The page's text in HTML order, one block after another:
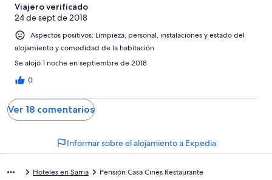
Viajero verificado
24 de sept de 2018
Aspectos positivos: Limpieza, personal, instalaciones y estado del
alojamiento y comodidad de la habitación
Se alojó 1 noche en septiembre de 2018
0
Ver 18 comentarios
Informar sobre el alojamiento a Expedia
Hoteles en Sarria Pensión Casa Cines Restaurante